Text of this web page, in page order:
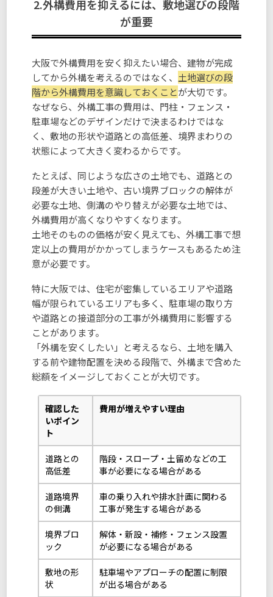
2.外構費用を抑えるには、敷地選びの段階
が重要
大阪で外構費用を安く抑えたい場合、建物が完成
してから外構を考えるのではなく、 土地選びの段
階から外構費用を意識しておくことが大切です。
なぜなら、外構工事の費用は、門柱・フェンス・
駐車場などのデザインだけで決まるわけではな
く、敷地の形状や道路との高低差、境界まわりの
状態によって大きく変わるからです。
たとえば、同じような広さの土地でも、道路との
段差が大きい土地や、古い境界ブロックの解体が
必要な土地、側溝のやり替えが必要な土地では、
外構費用が高くなりやすくなります。
土地そのものの価格が安く見えても、外構工事で想
定以上の費用がかかってしまうケースもあるため注
意が必要です。
特に大阪では、住宅が密集しているエリアや道路
幅が限られているエリアも多く、駐車場の取り方
や道路との接道部分の工事が外構費用に影響する
ことがあります。
「外構を安くしたい」と考えるなら、土地を購入
する前や建物配置を決める段階で、外構まで含めた
総額をイメージしておくことが大切です。
確認した
いポイン
ト
費用が増えやすい理由
道路との
高低差
階段・スロープ・土留めなどの工
事が必要になる場合がある
道路境界
の側溝
車の乗り入れや排水計画に関わる
工事が発生する場合がある
境界ブロ
ック
解体・新設・補修・フェンス設置
が必要になる場合がある
敷地の形
状
駐車場やアプローチの配置に制限
が出る場合がある